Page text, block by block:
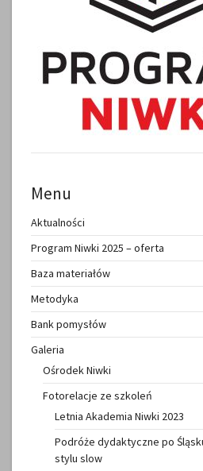
Menu
Aktualności
Program Niwki 2025 – oferta
Baza materiałów
Metodyka
Bank pomysłów
Galeria
Ośrodek Niwki
Fotorelacje ze szkoleń
Letnia Akademia Niwki 2023
Podróże dydaktyczne po
stylu slow